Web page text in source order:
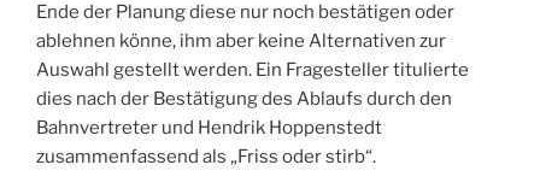
Ende der Planung diese nur noch bestätigen oder
ablehnen könne, ihm aber keine Alternativen zur
Auswahl gestellt werden. Ein Fragesteller titulierte
dies nach der Bestätigung des Ablaufs durch den
Bahnvertreter und Hendrik Hoppenstedt
zusammenfassend als „Friss oder stirb“.